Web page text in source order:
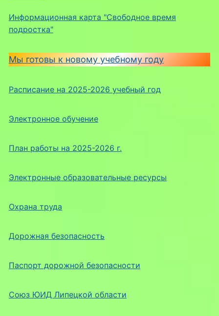
Информационная карта "Свободное время
подростка"
Мы готовы к новому учебному году
Расписание на 2025-2026 учебный год
Электронное обучение
План работы на 2025-2026 г.
Электронные образовательные ресурсы
Охрана труда
Дорожная безопасность
Паспорт дорожной безопасности
Союз ЮИД Липецкой области